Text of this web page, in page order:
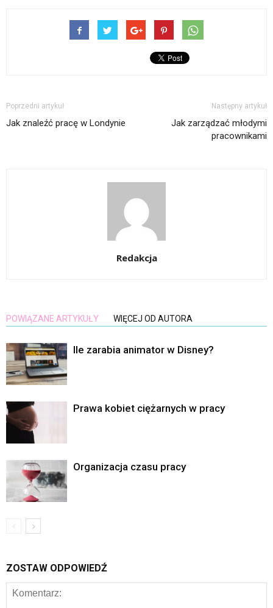
Poprzedni artykuł
Jak znaleźć pracę w Londynie
Następny artykuł
Jak zarządzać młodymi
pracownikami
Redakcja
POWIĄZANE ARTYKUŁY WIĘCEJ OD AUTORA
Ile zarabia animator w Disney?
Prawa kobiet ciężarnych w pracy
Organizacja czasu pracy
ZOSTAW ODPOWIEDŹ